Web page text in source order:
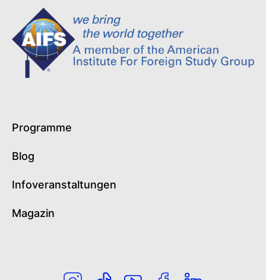
Programme
Blog
Infoveranstaltungen
Magazin